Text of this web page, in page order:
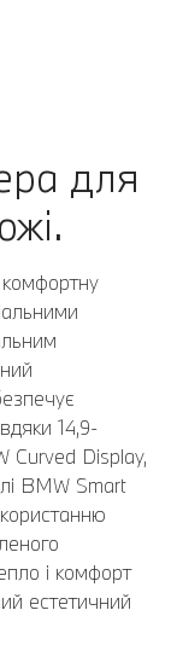
для
14,9-
Curved Display,
BMW Smart
і комфорт
естетичний